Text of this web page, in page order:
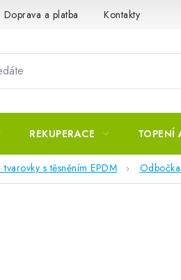
Doprava a platba Kontakty
REKUPERACE TOPENÍ
tvarovky s těsněním EPDM